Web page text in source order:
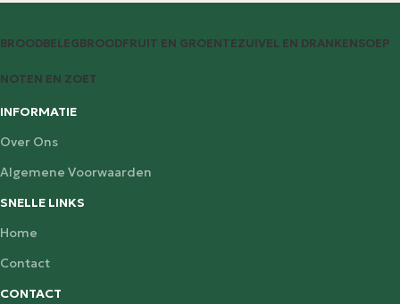
BROODBELEGBROODFRUIT EN GROENTEZUIVEL EN DRANKENSOEP
NOTEN EN ZOET
INFORMATIE
Over Ons
Algemene Voorwaarden
SNELLE LINKS
Home
Contact
CONTACT